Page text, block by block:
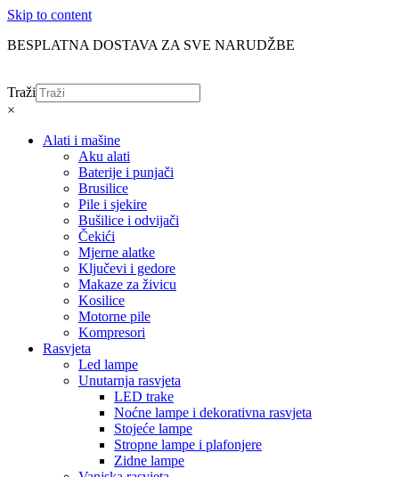
Skip to content
BESPLATNA DOSTAVA ZA SVE NARUDŽBE
Traži
×
Alati i mašine
Aku alati
Baterije i punjači
Brusilice
Pile i sjekire
Bušilice i odvijači
Čekići
Mjerne alatke
Ključevi i gedore
Makaze za živicu
Kosilice
Motorne pile
Kompresori
Rasvjeta
Led lampe
Unutarnja rasvjeta
LED trake
Noćne lampe i dekorativna rasvjeta
Stojeće lampe
Stropne lampe i plafonjere
Zidne lampe